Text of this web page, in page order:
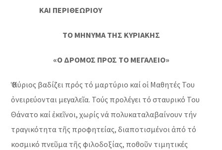
ΚΑΙ ΠΕΡΙΘΕΩΡΙΟΥ
ΤΟ ΜΗΝΥΜΑ ΤΗΣ ΚΥΡΙΑΚΗΣ
«Ο ΔΡΟΜΟΣ ΠΡΟΣ ΤΟ ΜΕΓΑΛΕΙΟ»
Ὁ Κύριος βαδίζει πρός τό μαρτύριο καί οἱ Μαθητές Του
ὀνειρεύονται μεγαλεῖα. Τούς προλέγει τό σταυρικό Του
Θάνατο καί ἐκεῖνοι, χωρίς νά πολυκαταλαβαίνουν τήν
τραγικότητα τῆς προφητείας, διαποτισμένοι ἀπό τό
κοσμικό πνεῦμα τῆς φιλοδοξίας, ποθοῦν τιμητικές